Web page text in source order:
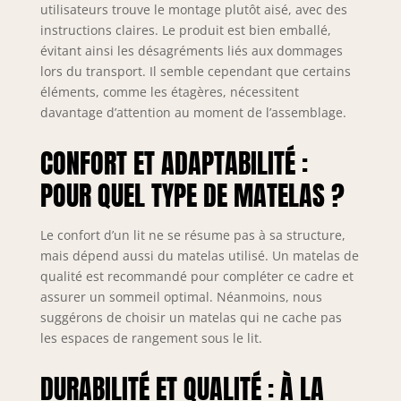
rangement
flexible pour les
livres, les jouets
ou d'autres objets
personnels. La
tête de lit est
recouverte de
d'un rembourrage
en éponge, et le
dossier est doux
portes pliantes
qui offrent
intimité et espace
de rangement.
【Haute Qualité】
Ce cadre de lit est
fabriqué en MDF
de pin, offrant
utilisateurs trouve le montage plutôt aisé, avec des
instructions claires. Le produit est bien emballé,
évitant ainsi les désagréments liés aux dommages
lors du transport. Il semble cependant que certains
éléments, comme les étagères, nécessitent
davantage d’attention au moment de l’assemblage.
CONFORT ET ADAPTABILITÉ :
POUR QUEL TYPE DE MATELAS ?
Le confort d’un lit ne se résume pas à sa structure,
mais dépend aussi du matelas utilisé. Un matelas de
qualité est recommandé pour compléter ce cadre et
assurer un sommeil optimal. Néanmoins, nous
suggérons de choisir un matelas qui ne cache pas
les espaces de rangement sous le lit.
DURABILITÉ ET QUALITÉ : À LA